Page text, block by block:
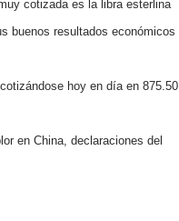
cotizada es la libra esterlina
buenos resultados económicos
hoy en día en 875.50
en China, declaraciones del